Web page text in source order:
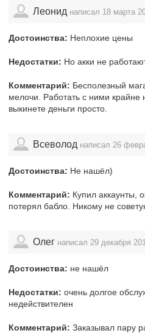
Леонид написал 18 марта
Достоинства: Неплохие цены
Недостатки: Но акки не
Комментарий: Бесполезный
мелочи. Работать с ними
выкинете деньги просто.
Всеволод написал 26
Достоинства: Не нашёл)
Комментарий: Купил аккаунты,
потерял бабло. Никому не
Олег написал 29 декабря
Достоинства: не нашёл
Недостатки: очень долгое
недействителен
Комментарий: Заказывал пару